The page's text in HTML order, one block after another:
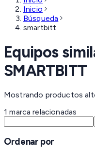
Inicio
Búsqueda
smartbitt
Equipos
SMARTBITT
Mostrando productos
1 marca relacionadas
Ordenar por